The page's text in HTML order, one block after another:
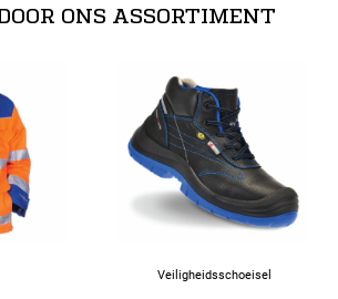
ONS ASSORTIMENT
Veiligheidsschoeisel